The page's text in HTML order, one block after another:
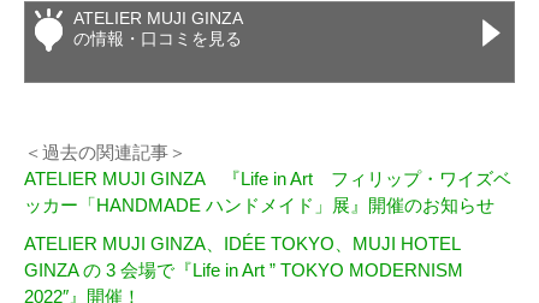
ATELIER MUJI GINZA
の情報・口コミを見る
＜過去の関連記事＞
ATELIER MUJI GINZA 『Life in Art フィリップ・ワイズベ
ッカー「HANDMADE ハンドメイド」展』開催のお知らせ
ATELIER MUJI GINZA、IDÉE TOKYO、MUJI HOTEL
GINZA の 3 会場で『Life in Art ” TOKYO MODERNISM
2022″』開催！